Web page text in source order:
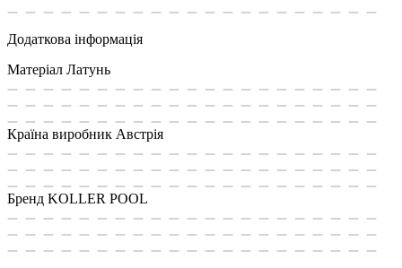
Додаткова інформація
Матеріал Латунь
Країна виробник Австрія
Бренд KOLLER POOL